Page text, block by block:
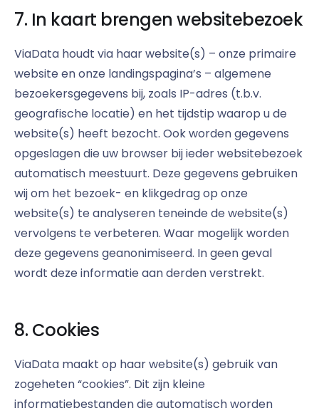
7. In kaart brengen websitebezoek
ViaData houdt via haar website(s) – onze primaire
website en onze landingspagina’s – algemene
bezoekersgegevens bij, zoals IP-adres (t.b.v.
geografische locatie) en het tijdstip waarop u de
website(s) heeft bezocht. Ook worden gegevens
opgeslagen die uw browser bij ieder websitebezoek
automatisch meestuurt. Deze gegevens gebruiken
wij om het bezoek- en klikgedrag op onze
website(s) te analyseren teneinde de website(s)
vervolgens te verbeteren. Waar mogelijk worden
deze gegevens geanonimiseerd. In geen geval
wordt deze informatie aan derden verstrekt.
8. Cookies
ViaData maakt op haar website(s) gebruik van
zogeheten “cookies”. Dit zijn kleine
informatiebestanden die automatisch worden